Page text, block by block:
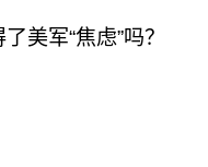
美军“焦虑”吗？